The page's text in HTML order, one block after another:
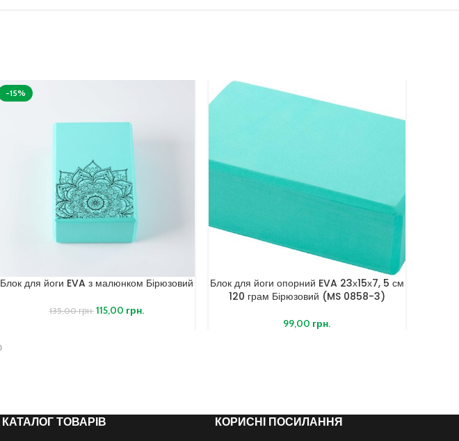
-15%
Блок для йоги EVA з малюнком Бірюзовий
135,00грн. 115,00 грн.
Блок для йоги опорний EVA 23х15х7, 5 см
120 грам Бірюзовий (MS 0858-3)
99,00 грн.
КАТАЛОГ ТОВАРІВ КОРИСНІ ПОСИЛАННЯ